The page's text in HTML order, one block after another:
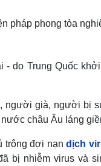
pháp phong tỏa
- do Trung Quốc
người già, người bị
châu Âu láng
trông đợi nạndịch
bị nhiễm virus và